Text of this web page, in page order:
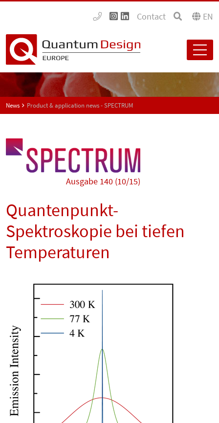
Contact EN
News Product & application news - SPECTRUM
Ausgabe 140 (10/15)
Quantenpunkt-
Spektroskopie bei tiefen
Temperaturen